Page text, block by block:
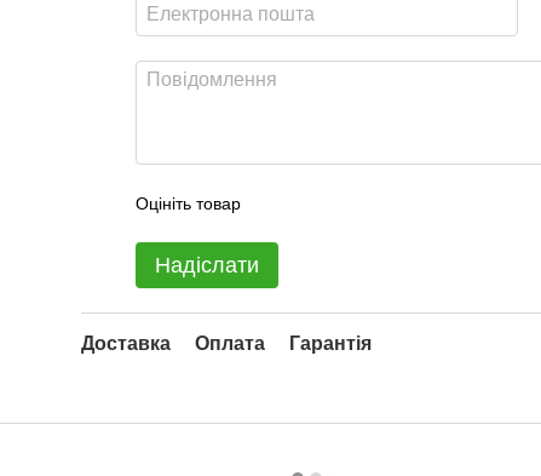
Оцініть товар
Надіслати
Доставка Оплата Гарантія